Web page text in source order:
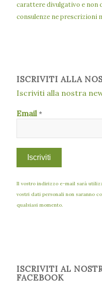
carattere divulgativo e non
consulenze ne prescrizioni
ISCRIVITI ALLA
Iscriviti alla nostra
Email*
Il vostro indirizzo e-mail sarà
vostri dati personali non saranno
qualsiasi momento.
ISCRIVITI AL
FACEBOOK